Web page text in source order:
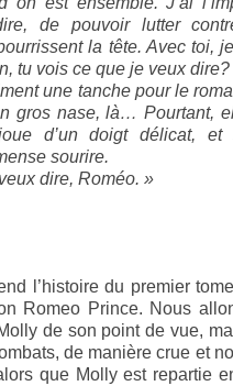
de pouvoir lutter
la tête. Avec toi,
tu vois ce que je veux dire?
une tanche pour le
gros nase, là… Pourtant,
d’un doigt délicat, et
sourire.
dire, Roméo. »
l’histoire du premier
Romeo Prince. Nous
de son point de vue,
de manière crue et
que Molly est repartie